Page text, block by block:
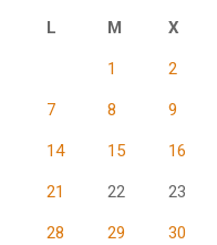
L
M X
1 2
7 8 9
14 15 16
21 22 23
28 29 30